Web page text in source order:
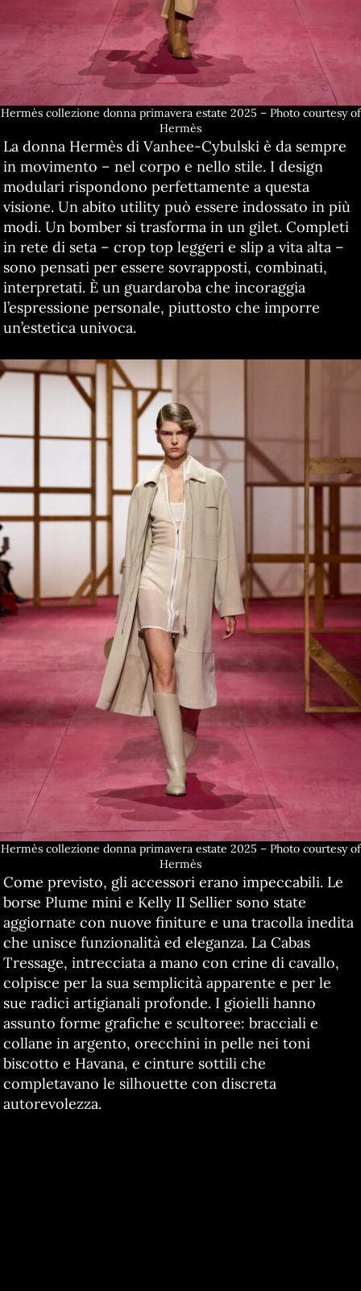
Hermès collezione donna primavera estate 2025 – Photo courtesy of
Hermès
La donna Hermès di Vanhee-Cybulski è da sempre
in movimento – nel corpo e nello stile. I design
modulari rispondono perfettamente a questa
visione. Un abito utility può essere indossato in più
modi. Un bomber si trasforma in un gilet. Completi
in rete di seta – crop top leggeri e slip a vita alta –
sono pensati per essere sovrapposti, combinati,
interpretati. È un guardaroba che incoraggia
l’espressione personale, piuttosto che imporre
un’estetica univoca.
Hermès collezione donna primavera estate 2025 – Photo courtesy of
Hermès
Come previsto, gli accessori erano impeccabili. Le
borse Plume mini e Kelly II Sellier sono state
aggiornate con nuove finiture e una tracolla inedita
che unisce funzionalità ed eleganza. La Cabas
Tressage, intrecciata a mano con crine di cavallo,
colpisce per la sua semplicità apparente e per le
sue radici artigianali profonde. I gioielli hanno
assunto forme grafiche e scultoree: bracciali e
collane in argento, orecchini in pelle nei toni
biscotto e Havana, e cinture sottili che
completavano le silhouette con discreta
autorevolezza.